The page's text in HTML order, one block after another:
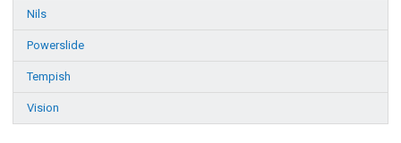
Nils
Powerslide
Tempish
Vision